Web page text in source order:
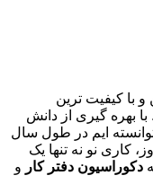
و با کیفیت ترین
با بهره گیری از دانش
ایم در طول سال
کاری نو نه تنها یک
دکوراسیون دفتر کار و